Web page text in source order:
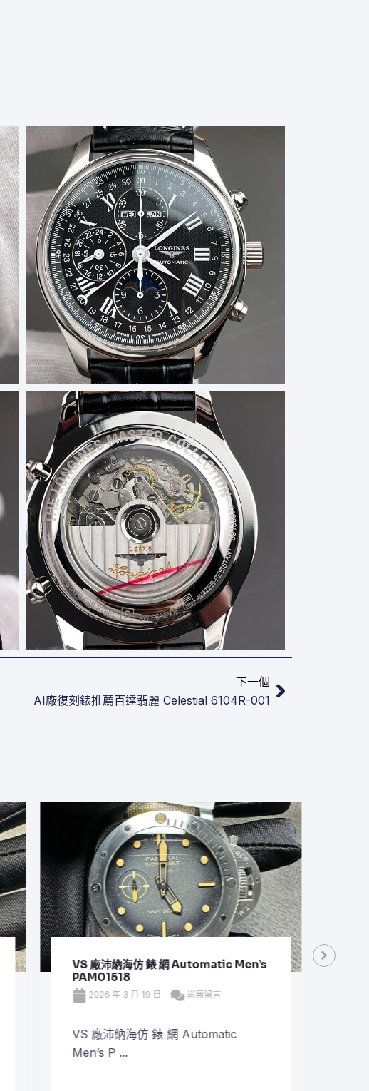
下一個
AI廠復刻錶推薦百達翡麗 Celestial 6104R-001
下一篇
VS 廠沛納海仿 錶 網 Automatic Men’s
PAM01518
2026 年 3 月 19 日 尚無留言
VS 廠沛納海仿 錶 網 Automatic
Men’s P ...